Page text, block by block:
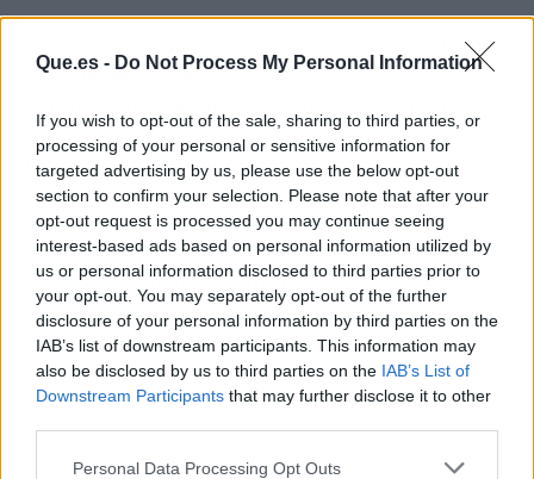
Que.es - Do Not Process My Personal Information
If you wish to opt-out of the sale, sharing to third parties, or
processing of your personal or sensitive information for
targeted advertising by us, please use the below opt-out
section to confirm your selection. Please note that after your
opt-out request is processed you may continue seeing
interest-based ads based on personal information utilized by
us or personal information disclosed to third parties prior to
your opt-out. You may separately opt-out of the further
disclosure of your personal information by third parties on the
IAB’s list of downstream participants. This information may
also be disclosed by us to third parties on the IAB’s List of
Downstream Participants that may further disclose it to other
Personal Data Processing Opt Outs
gestión de cargasmuy conservadora. Si
total durante la primera semana en Estados
Unidos, elplan Bconsiste en reservarlo
totalmente durante la fase de grupos. La
prioridad absoluta es que el delantero esté
disponible para losdieciseisavos de final, que
se disputarán el2 de julioen Los Ángeles si
España termina como primera de grupo.